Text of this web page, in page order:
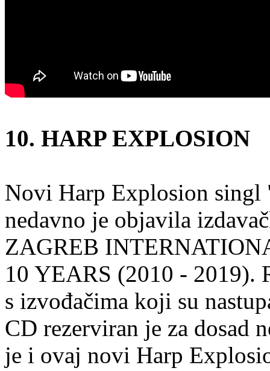
10. HARP EXPLOSION
Novi Harp Explosion singl
nedavno je objavila
ZAGREB
10 YEARS (2010 - 2019).
s izvođačima koji su
CD rezerviran je za dosad
je i ovaj novi Harp